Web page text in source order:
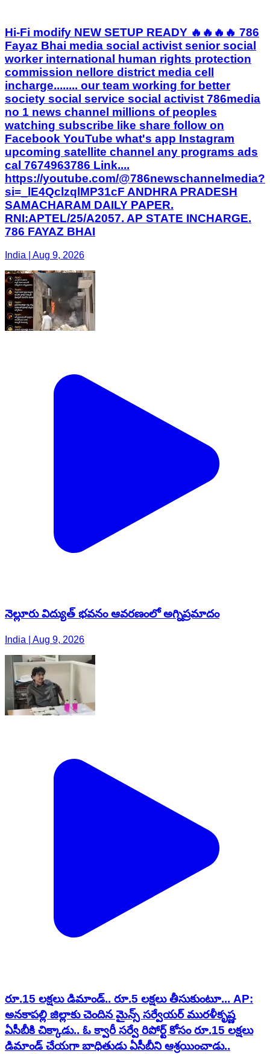
Hi-Fi modify NEW SETUP READY 🔥🔥🔥🔥 786
Fayaz Bhai media social activist senior social
worker international human rights protection
commission nellore district media cell
incharge........ our team working for better
society social service social activist 786media
no 1 news channel millions of peoples
watching subscribe like share follow on
Facebook YouTube what's app Instagram
upcoming satellite channel any programs ads
cal 7674963786 Link....
https://youtube.com/@786newschannelmedia?
si=_lE4QclzqlMP31cF ANDHRA PRADESH
SAMACHARAM DAILY PAPER.
RNI:APTEL/25/A2057. AP STATE INCHARGE.
786 FAYAZ BHAI
India | Aug 9, 2026
నెల్లూరు విద్యుత్ భవనం ఆవరణంలో అగ్నిప్రమాదం
India | Aug 9, 2026
రూ.15 లక్షలు డిమాండ్.. రూ.5 లక్షలు తీసుకుంటూ... AP:
అనకాపల్లి జిల్లాకు చెందిన మైన్స్ సర్వేయర్ మురళీకృష్ణ
ఏసీబీకి చిక్కాడు.. ఓ క్వారీ సర్వే రిపోర్ట్ కోసం రూ.15 లక్షలు
డిమాండ్ చేయగా బాధితుడు ఏసీబీని ఆశ్రయించాడు..